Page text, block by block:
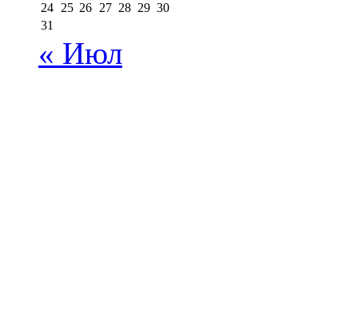
24 25 26 27 28 29 30
31
« Июл